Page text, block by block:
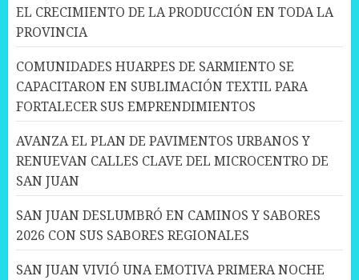
EL CRECIMIENTO DE LA PRODUCCIÓN EN TODA LA
PROVINCIA
COMUNIDADES HUARPES DE SARMIENTO SE
CAPACITARON EN SUBLIMACIÓN TEXTIL PARA
FORTALECER SUS EMPRENDIMIENTOS
AVANZA EL PLAN DE PAVIMENTOS URBANOS Y
RENUEVAN CALLES CLAVE DEL MICROCENTRO DE
SAN JUAN
SAN JUAN DESLUMBRÓ EN CAMINOS Y SABORES
2026 CON SUS SABORES REGIONALES
SAN JUAN VIVIÓ UNA EMOTIVA PRIMERA NOCHE